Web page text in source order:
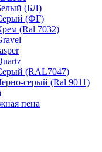
(БЛ)
(ФГ)
(Ral 7032)
(RAL7047)
серый (Ral 9011)
пена